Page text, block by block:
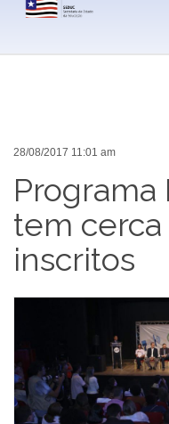
28/08/2017 11:01 am
Programa
tem
inscritos